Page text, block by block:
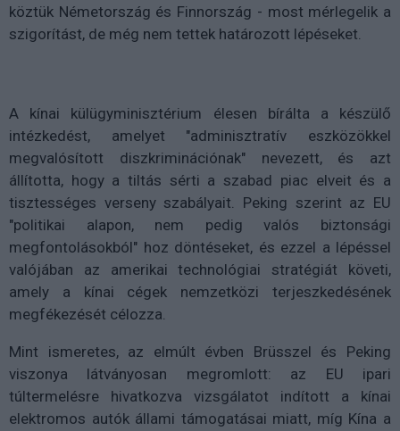
köztük Németország és Finnország - most mérlegelik a
szigorítást, de még nem tettek határozott lépéseket.
A kínai külügyminisztérium élesen bírálta a készülő
intézkedést, amelyet "adminisztratív eszközökkel
megvalósított diszkriminációnak" nevezett, és azt
állította, hogy a tiltás sérti a szabad piac elveit és a
tisztességes verseny szabályait. Peking szerint az EU
"politikai alapon, nem pedig valós biztonsági
megfontolásokból" hoz döntéseket, és ezzel a lépéssel
valójában az amerikai technológiai stratégiát követi,
amely a kínai cégek nemzetközi terjeszkedésének
megfékezését célozza.
Mint ismeretes, az elmúlt évben Brüsszel és Peking
viszonya látványosan megromlott: az EU ipari
túltermelésre hivatkozva vizsgálatot indított a kínai
elektromos autók állami támogatásai miatt, míg Kína a